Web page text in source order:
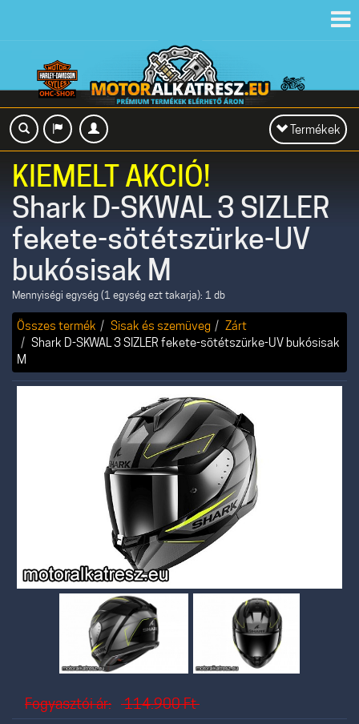
Toggle
navigation
Termékek
KIEMELT AKCIÓ!
Shark D-SKWAL 3 SIZLER
fekete-sötétszürke-UV
bukósisak M
Mennyiségi egység (1 egység ezt takarja): 1 db
Összes termék Sisak és szemüveg
Zárt
Shark D-SKWAL 3 SIZLER fekete-sötétszürke-UV bukósisak
M
Fogyasztói ár: 114.900Ft